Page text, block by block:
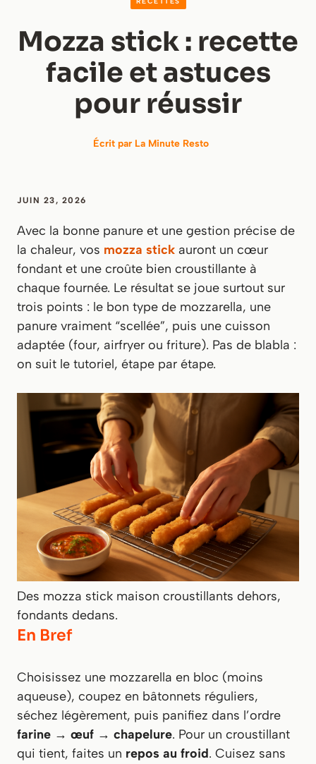
Mozza stick : recette
facile et astuces
pour réussir
Écrit par La Minute Resto
JUIN 23, 2026
Avec la bonne panure et une gestion précise de
la chaleur, vos mozza stick auront un cœur
fondant et une croûte bien croustillante à
chaque fournée. Le résultat se joue surtout sur
trois points : le bon type de mozzarella, une
panure vraiment “scellée”, puis une cuisson
adaptée (four, airfryer ou friture). Pas de blabla :
on suit le tutoriel, étape par étape.
Des mozza stick maison croustillants dehors,
fondants dedans.
En Bref
Choisissez une mozzarella en bloc (moins
aqueuse), coupez en bâtonnets réguliers,
séchez légèrement, puis panifiez dans l’ordre
farine → œuf → chapelure. Pour un croustillant
qui tient, faites un repos au froid. Cuisez sans